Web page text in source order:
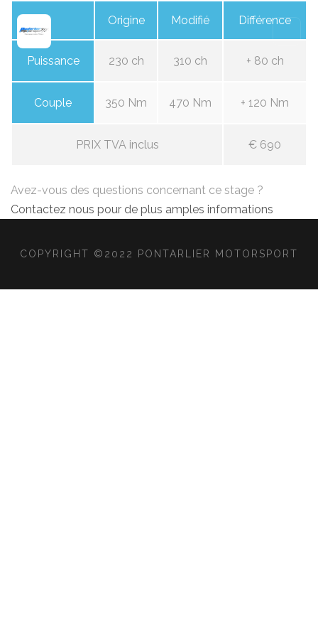
Origine Modifié Différence
Puissance 230 ch 310 ch + 80 ch
Couple 350 Nm 470 Nm + 120 Nm
PRIX TVA inclus € 690
Avez-vous des questions concernant ce stage ?
Contactez nous pour de plus amples informations
COPYRIGHT ©2022 PONTARLIER MOTORSPORT